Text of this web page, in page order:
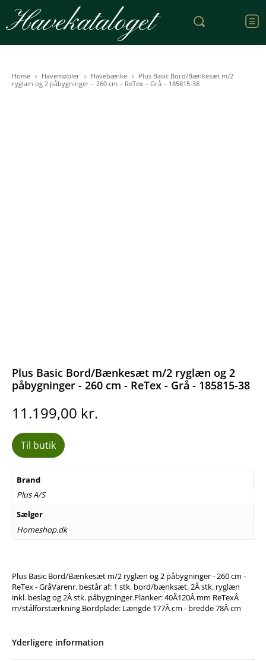
Havekataloget
Home Havemøbler Havebænke
Plus Basic Bord/Bænkesæt m/2
ryglæn og 2 påbygninger – 260 cm – ReTex – Grå – 185815-38
Plus Basic Bord/Bænkesæt m/2 ryglæn og 2
påbygninger - 260 cm - ReTex - Grå - 185815-38
11.199,00 kr.
Til butik
Brand
Plus A/S
Sælger
Homeshop.dk
Plus Basic Bord/Bænkesæt m/2 ryglæn og 2 påbygninger - 260 cm -
ReTex - GråVarenr. består af: 1 stk. bord/bænksæt, 2Â stk. ryglæn
inkl. beslag og 2Â stk. påbygninger.Planker: 40Ã120Â mm ReTexÂ
m/stålforstærkning.Bordplade: Længde 177Â cm - bredde 78Â cm
Yderligere information